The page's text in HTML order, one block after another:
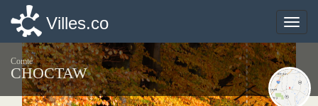
Toggle
Villes.co
Comté
CHOCTAW
Toggle
Villes.co